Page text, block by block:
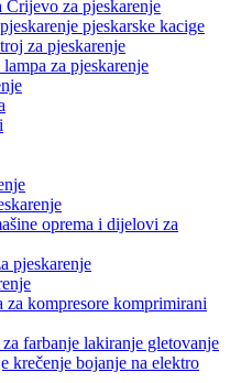
Crijevo za pjeskarenje
pjeskarske kacige
za pjeskarenje
za pjeskarenje
oprema i dijelovi za
pjeskarenje
za kompresore komprimirani
farbanje lakiranje gletovanje
krečenje bojanje na elektro